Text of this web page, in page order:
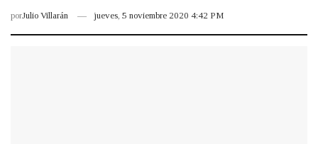
porJulio Villarán jueves, 5 noviembre 2020 4:42 PM